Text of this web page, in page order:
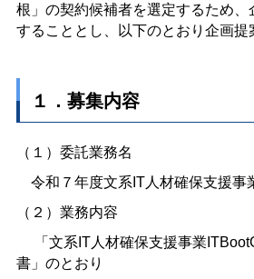
根」の契約候補者を選定するため、
することとし、以下のとおり企画提
１．募集内容
（１）委託業務名
令和７年度文系IT人材確保支援事
（２）業務内容
「文系IT人材確保支援事業
書」のとおり